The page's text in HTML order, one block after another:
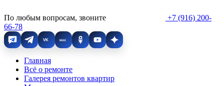
По любым вопросам, звоните
+7 (916) 200-
66-78
VK MAX
Главная
Всё о ремонте
Галерея ремонтов квартир